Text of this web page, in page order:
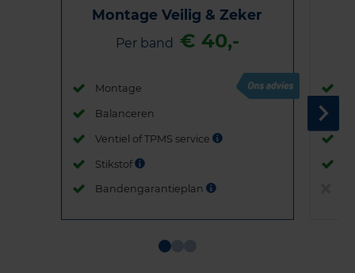
Montage Veilig & Zeker
Per band € 40,-
Montage
Balanceren
Ventiel of TPMS service
Stikstof
Bandengarantieplan